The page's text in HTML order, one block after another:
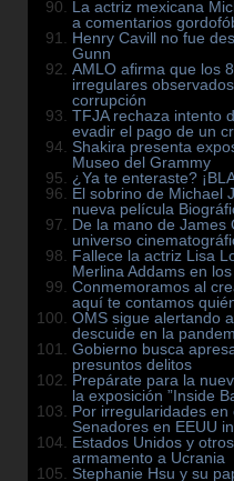
La actriz mexicana
a comentarios
Henry Cavill no fue
Gunn
AMLO afirma que los
irregulares
corrupción
TFJA rechaza intento
evadir el pago de un
Shakira presenta
Museo del Grammy
¿Ya te enteraste?
El sobrino de Michael
nueva película
De la mano de James
universo
Fallece la actriz Lisa
Merlina Addams en
Conmemoramos al
aquí te contamos
OMS sigue alertando
descuide en la
Gobierno busca
presuntos delitos
Prepárate para la
la exposición ”Inside
Por irregularidades en
Senadores en EEUU
Estados Unidos y
armamento a Ucrania
Stephanie Hsu y su